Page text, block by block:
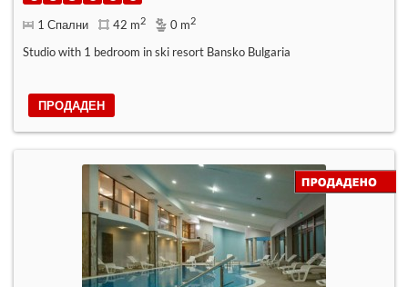
1 Спални 42 m2 0 m2
Studio with 1 bedroom in ski resort Bansko Bulgaria
ПРОДАДЕН